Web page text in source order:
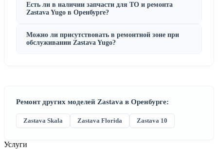
Есть ли в наличии запчасти для ТО и ремонта
Zastava Yugo в Оренбурге?
Можно ли присутствовать в ремонтной зоне при
обслуживании Zastava Yugo?
Ремонт других моделей Zastava в Оренбурге:
Zastava Skala Zastava Florida Zastava 10
Услуги